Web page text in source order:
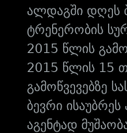
ალდაგში დღეს
ტრენერობის
2015 წლის
2015 წლის 15
გამოწვევებზე
ბევრი
აგენტად